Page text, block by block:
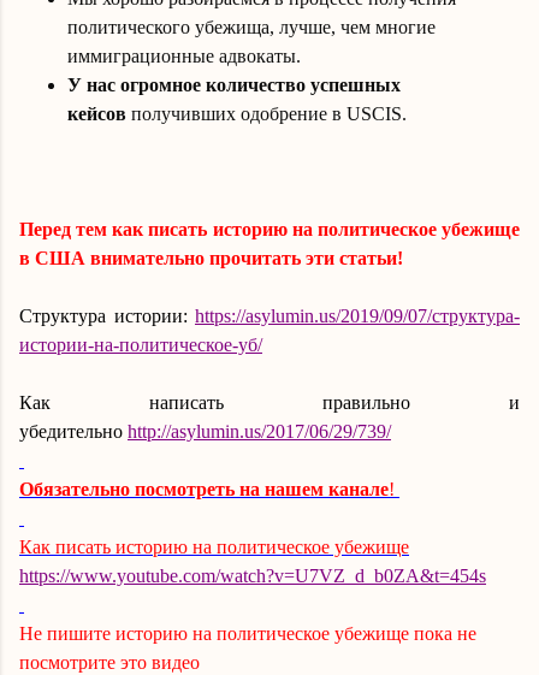
политического убежища, лучше, чем многие
иммиграционные адвокаты.
У нас огромное количество успешных
кейсов получивших одобрение в USCIS.
Перед тем как писать историю на политическое убежище
в США внимательно прочитать эти статьи!
Структура истории: https://asylumin.us/2019/09/07/структура-
истории-на-политическое-уб/
Как написать правильно и
убедительно http://asylumin.us/2017/06/29/739/
Обязательно посмотреть на нашем канале!
Как писать историю на политическое убежище
https://www.youtube.com/watch?v=U7VZ_d_b0ZA&t=454s
Не пишите историю на политическое убежище пока не
посмотрите это видео